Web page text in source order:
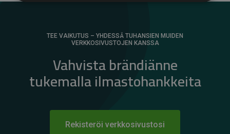
TEE VAIKUTUS – YHDESSÄ TUHANSIEN MUIDEN
VERKKOSIVUSTOJEN KANSSA
Vahvista brändiänne
tukemalla ilmastohankkeita
Rekisteröi verkkosivustosi